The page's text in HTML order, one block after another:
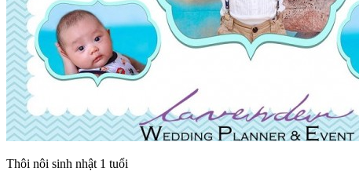
Thôi nôi sinh nhật 1 tuổi